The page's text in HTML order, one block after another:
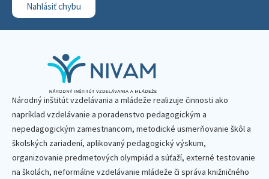
Nahlásiť chybu
Národný inštitút vzdelávania a mládeže realizuje činnosti ako
napríklad vzdelávanie a poradenstvo pedagogickým a
nepedagogickým zamestnancom, metodické usmerňovanie škôl a
školských zariadení, aplikovaný pedagogický výskum,
organizovanie predmetových olympiád a súťaží, externé testovanie
na školách, neformálne vzdelávanie mládeže či správa knižničného